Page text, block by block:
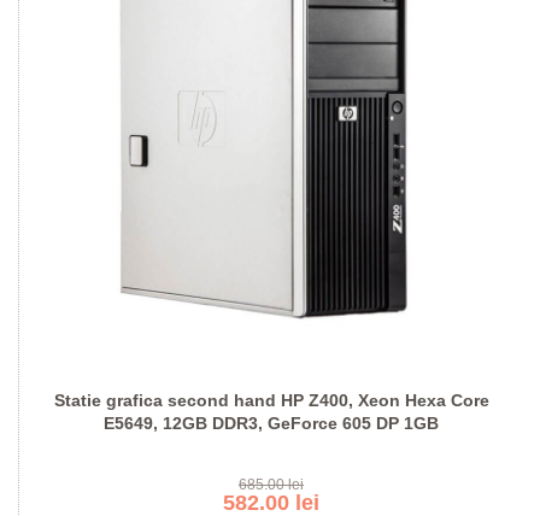
Statie grafica second hand HP Z400, Xeon Hexa Core
E5649, 12GB DDR3, GeForce 605 DP 1GB
685.00 lei
582.00 lei